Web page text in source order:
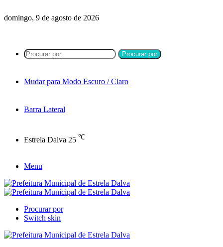
domingo, 9 de agosto de 2026
Procurar por
Mudar para Modo Escuro / Claro
Barra Lateral
Estrela Dalva 25 ℃
Menu
Procurar por
Switch skin